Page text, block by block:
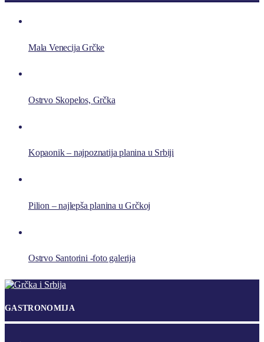
Mala Venecija Grčke
Ostrvo Skopelos, Grčka
Kopaonik – najpoznatija planina u Srbiji
Pilion – najlepša planina u Grčkoj
Ostrvo Santorini -foto galerija
GASTRONOMIJA